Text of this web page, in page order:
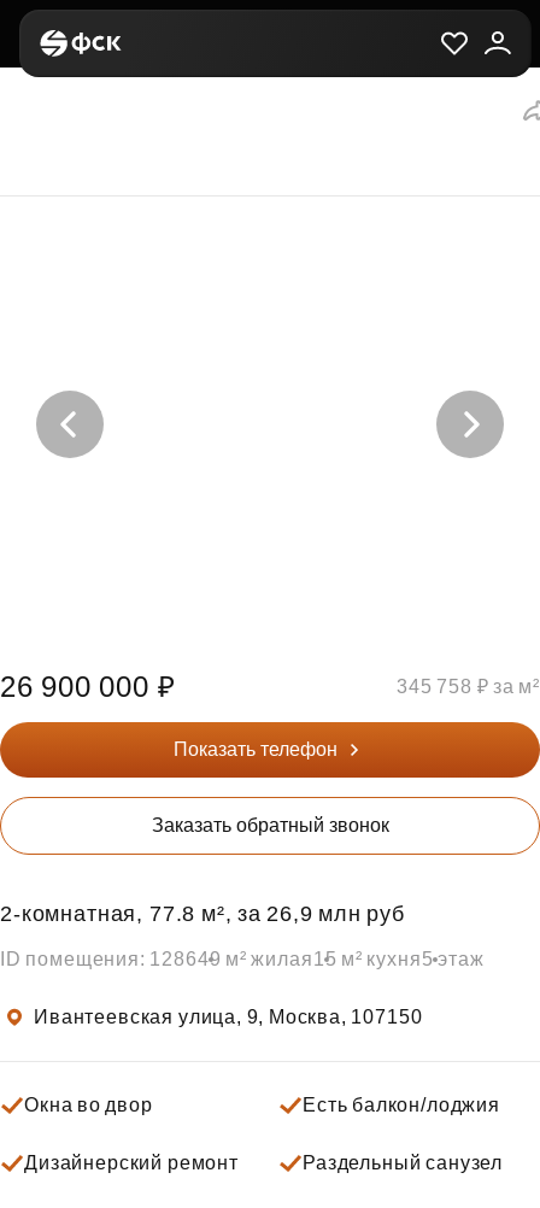
2-комнатная, 77.8
26 900 000 ₽ 345 758 ₽ за м²
Показать телефон
Заказать обратный звонок
2‑комнатная, 77.8 м², за 26,9 млн руб
ID помещения: 128649 м² жилая15 м² кухня5 этаж
Ивантеевская улица, 9, Москва, 107150
Окна во двор Есть балкон/лоджия
Дизайнерский ремонт Раздельный санузел